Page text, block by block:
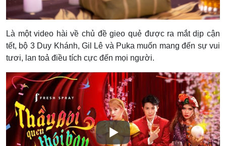
Là một video hài về chủ đề gieo quẻ được ra mắt dịp cận
tết, bộ 3 Duy Khánh, Gil Lê và Puka muốn mang đến sự vui
tươi, lan toả điều tích cực đến mọi người.